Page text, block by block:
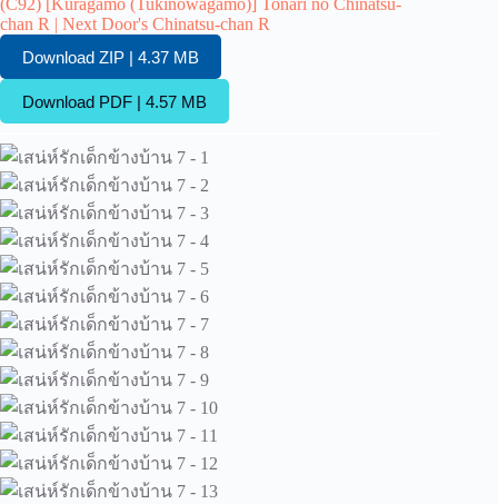
(C92) [Kuragamo (Tukinowagamo)] Tonari no Chinatsu-
chan R | Next Door's Chinatsu-chan R
Download ZIP | 4.37 MB
Download PDF | 4.57 MB